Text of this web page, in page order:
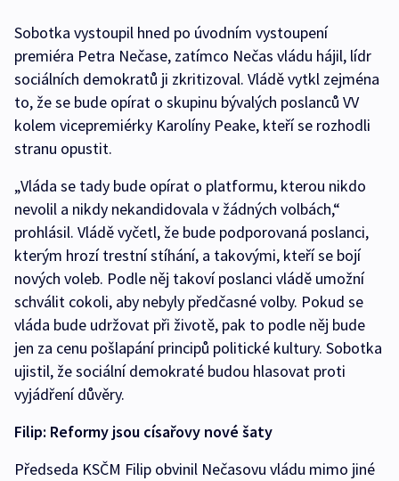
Sobotka vystoupil hned po úvodním vystoupení
premiéra Petra Nečase, zatímco Nečas vládu hájil, lídr
sociálních demokratů ji zkritizoval. Vládě vytkl zejména
to, že se bude opírat o skupinu bývalých poslanců VV
kolem vicepremiérky Karolíny Peake, kteří se rozhodli
stranu opustit.
„Vláda se tady bude opírat o platformu, kterou nikdo
nevolil a nikdy nekandidovala v žádných volbách,“
prohlásil. Vládě vyčetl, že bude podporovaná poslanci,
kterým hrozí trestní stíhání, a takovými, kteří se bojí
nových voleb. Podle něj takoví poslanci vládě umožní
schválit cokoli, aby nebyly předčasné volby. Pokud se
vláda bude udržovat při životě, pak to podle něj bude
jen za cenu pošlapání principů politické kultury. Sobotka
ujistil, že sociální demokraté budou hlasovat proti
vyjádření důvěry.
Filip: Reformy jsou císařovy nové šaty
Předseda KSČM Filip obvinil Nečasovu vládu mimo jiné